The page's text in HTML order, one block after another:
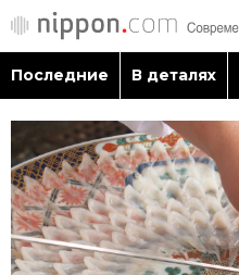
Последние
В деталях
Последние В деталях